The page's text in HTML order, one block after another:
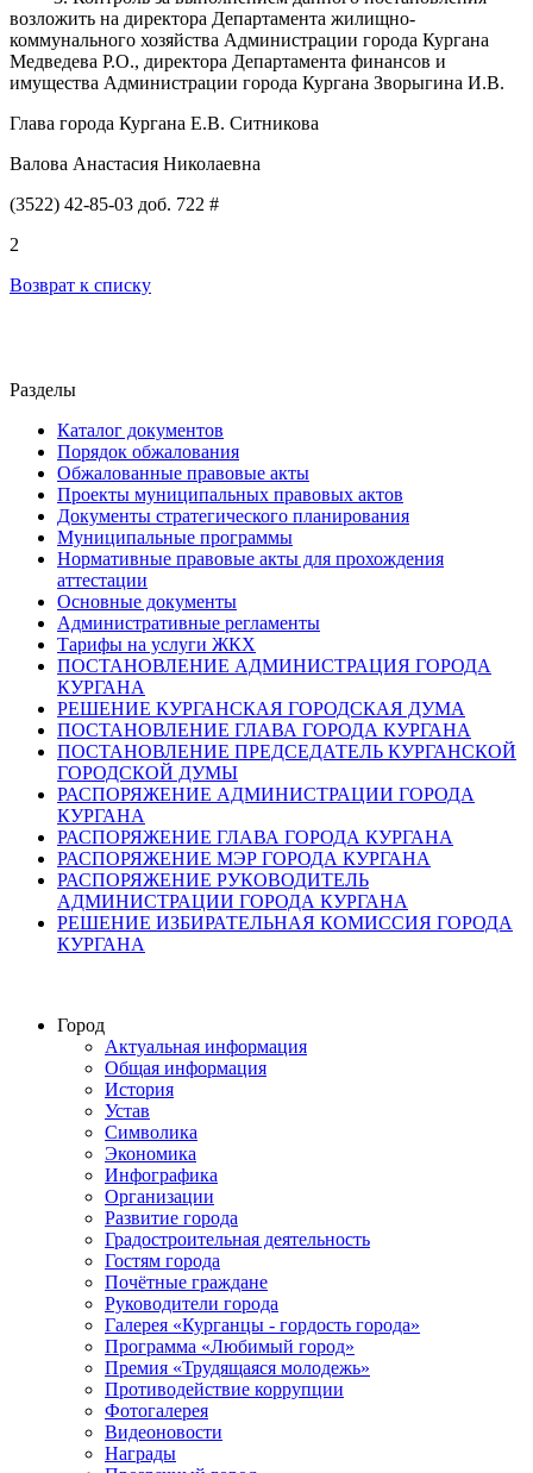
возложить на директора Департамента жилищно-
коммунального хозяйства Администрации города Кургана
Медведева Р.О., директора Департамента финансов и
имущества Администрации города Кургана Зворыгина И.В.
Глава города Кургана Е.В. Ситникова
Валова Анастасия Николаевна
(3522) 42-85-03 доб. 722 #
2
Возврат к списку
Разделы
Каталог документов
Порядок обжалования
Обжалованные правовые акты
Проекты муниципальных правовых актов
Документы стратегического планирования
Муниципальные программы
Нормативные правовые акты для прохождения
аттестации
Основные документы
Административные регламенты
Тарифы на услуги ЖКХ
ПОСТАНОВЛЕНИЕ АДМИНИСТРАЦИЯ ГОРОДА
КУРГАНА
РЕШЕНИЕ КУРГАНСКАЯ ГОРОДСКАЯ ДУМА
ПОСТАНОВЛЕНИЕ ГЛАВА ГОРОДА КУРГАНА
ПОСТАНОВЛЕНИЕ ПРЕДСЕДАТЕЛЬ КУРГАНСКОЙ
ГОРОДСКОЙ ДУМЫ
РАСПОРЯЖЕНИЕ АДМИНИСТРАЦИИ ГОРОДА
КУРГАНА
РАСПОРЯЖЕНИЕ ГЛАВА ГОРОДА КУРГАНА
РАСПОРЯЖЕНИЕ МЭР ГОРОДА КУРГАНА
РАСПОРЯЖЕНИЕ РУКОВОДИТЕЛЬ
АДМИНИСТРАЦИИ ГОРОДА КУРГАНА
РЕШЕНИЕ ИЗБИРАТЕЛЬНАЯ КОМИССИЯ ГОРОДА
КУРГАНА
Город
Актуальная информация
Общая информация
История
Устав
Символика
Экономика
Инфографика
Организации
Развитие города
Градостроительная деятельность
Гостям города
Почётные граждане
Руководители города
Галерея «Курганцы - гордость города»
Программа «Любимый город»
Премия «Трудящаяся молодежь»
Противодействие коррупции
Фотогалерея
Видеоновости
Награды